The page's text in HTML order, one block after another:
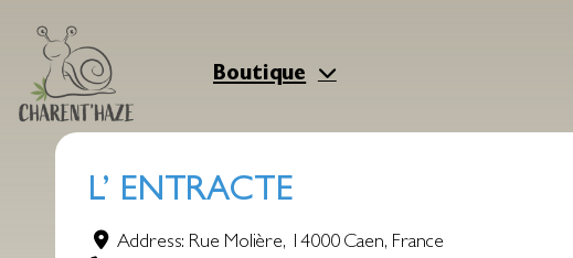
contenu
Boutique
L’ ENTRACTE
Address: Rue Molière, 14000 Caen, France